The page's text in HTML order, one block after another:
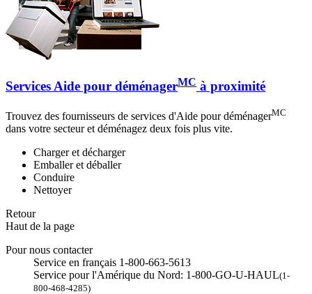
Services Aide pour déménagerMC à proximité
Trouvez des fournisseurs de services d'Aide pour déménagerMC
dans votre secteur et déménagez deux fois plus vite.
Charger et décharger
Emballer et déballer
Conduire
Nettoyer
Retour
Haut de la page
Pour nous contacter
Service en français 1-800-663-5613
Service pour l'Amérique du Nord: 1-800-GO-U-HAUL(1-
800-468-4285)